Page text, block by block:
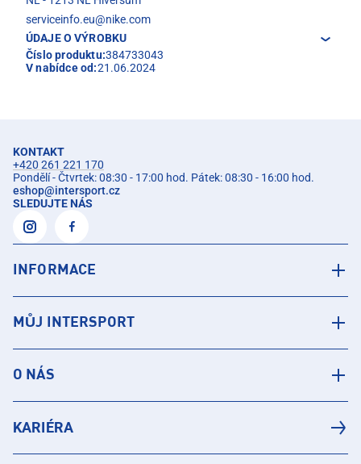
serviceinfo.eu@nike.com
ÚDAJE O VÝROBKU
Číslo produktu:384733043
V nabídce od:21.06.2024
KONTAKT
+420 261 221 170
Pondělí - Čtvrtek: 08:30 - 17:00 hod. Pátek: 08:30 - 16:00 hod.
eshop@intersport.cz
SLEDUJTE NÁS
INFORMACE
MŮJ INTERSPORT
O NÁS
KARIÉRA